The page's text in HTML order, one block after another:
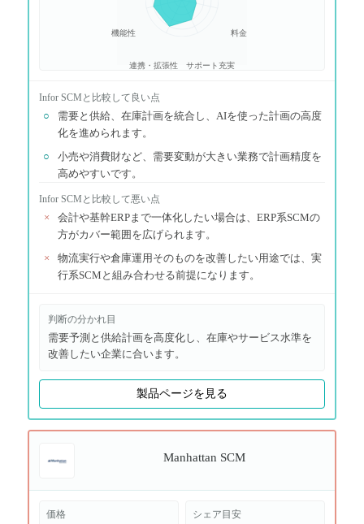
料金
サポート充実
連携・拡張性
機能性
Infor SCM と比較して良い点
○
需要と供給、在庫計画を統合し、AIを使った計画の高度
化を進められます。
○
小売や消費財など、需要変動が大きい業務で計画精度を
高めやすいです。
Infor SCM と比較して悪い点
×
会計や基幹ERPまで一体化したい場合は、ERP系SCMの
方がカバー範囲を広げられます。
×
物流実行や倉庫運用そのものを改善したい用途では、実
行系SCMと組み合わせる前提になります。
判断の分かれ目
需要予測と供給計画を高度化し、在庫やサービス水準を
改善したい企業に合います。
製品ページを見る
Manhattan SCM
価格 シェア目安